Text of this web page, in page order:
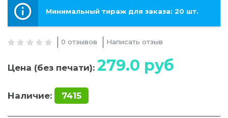
Минимальный тираж для заказа: 20 шт.
0 отзывов Написать отзыв
Цена (без печати): 279.0 руб
Наличие: 7415